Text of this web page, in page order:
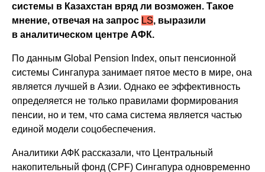
системы в Казахстан вряд ли возможен. Такое
мнение, отвечая на запрос LS, выразили
в аналитическом центре АФК.
По данным Global Pension Index, опыт пенсионной
системы Сингапура занимает пятое место в мире, она
является лучшей в Азии. Однако ее эффективность
определяется не только правилами формирования
пенсии, но и тем, что сама система является частью
единой модели соцобеспечения.
Аналитики АФК рассказали, что Центральный
накопительный фонд (CPF) Сингапура одновременно